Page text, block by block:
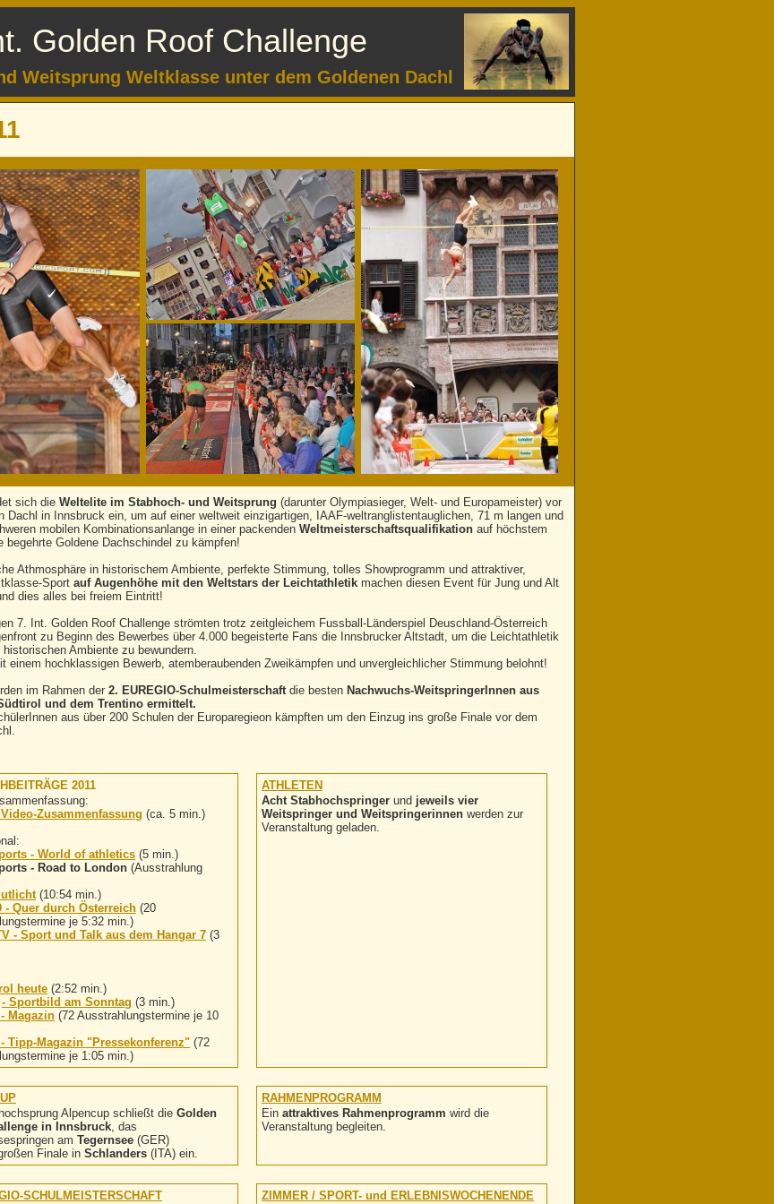
Golden Roof Challenge
Weitsprung Weltklasse unter dem Goldenen Dachl
sich die Weltelite im Stabhoch- und Weitsprung (darunter Olympiasieger, Welt- und Europameister) vor
Dachl in Innsbruck ein, um auf einer weltweit einzigartigen, IAAF-weltranglistentauglichen, 71 m langen und
mobilen Kombinationsanlange in einer packenden Weltmeisterschaftsqualifikation auf höchstem
begehrte Goldene Dachschindel zu kämpfen!
Athmosphäre in historischem Ambiente, perfekte Stimmung, tolles Showprogramm und attraktiver,
Sport auf Augenhöhe mit den Weltstars der Leichtathletik machen diesen Event für Jung und Alt
dies alles bei freiem Eintritt!
7. Int. Golden Roof Challenge strömten trotz zeitgleichem Fussball-Länderspiel Deuschland-Österreich
zu Beginn des Bewerbes über 4.000 begeisterte Fans die Innsbrucker Altstadt, um die Leichtathletik
Ambiente zu bewundern.
einem hochklassigen Bewerb, atemberaubenden Zweikämpfen und unvergleichlicher Stimmung belohnt!
im Rahmen der 2. EUREGIO-Schulmeisterschaftdie besten Nachwuchs-WeitspringerInnen aus
und dem Trentino ermittelt.
aus über 200 Schulen der Europaregieon kämpften um den Einzug ins große Finale vor dem
2011
Zusammenfassung (ca. 5 min.)
- World of athletics (5 min.)
- Road to London (Ausstrahlung
(10:54 min.)
- Quer durch Österreich (20
je 5:32 min.)
- Sport und Talk aus dem Hangar 7 (3
heute (2:52 min.)
- Sportbild am Sonntag (3 min.)
Magazin (72 Ausstrahlungstermine je 10
Tipp-Magazin "Pressekonferenz" (72
je 1:05 min.)
ATHLETEN
Acht Stabhochspringer und jeweils vier
Weitspringer und Weitspringerinnen werden zur
Veranstaltung geladen.
Alpencup schließt die Golden
in Innsbruck, das
am Tegernsee (GER)
Finale in Schlanders (ITA) ein.
RAHMENPROGRAMM
Ein attraktives Rahmenprogramm wird die
Veranstaltung begleiten.
SCHULMEISTERSCHAFT ZIMMER / SPORT- und ERLEBNISWOCHENENDE